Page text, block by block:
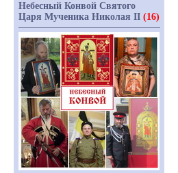
Небесный Конвой Святого
Царя Мученика Николая II (16)